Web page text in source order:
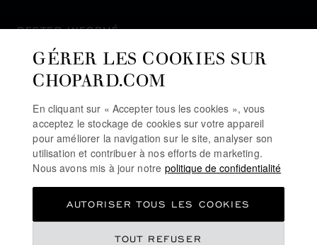
RESTER INFORMÉ
S’INSCRIRE À LA NEWSLETTER
POLITIQUE DES COOKIES
GÉRER LES COOKIES SUR
CHOPARD.COM
En cliquant sur « Accepter tous les cookies », vous
acceptez le stockage de cookies sur votre appareil
pour améliorer la navigation sur le site, analyser son
utilisation et contribuer à nos efforts de marketing.
Nous avons mis à jour notre politique de confidentialité
TOUT REFUSER
AUTORISER TOUS LES COOKIES